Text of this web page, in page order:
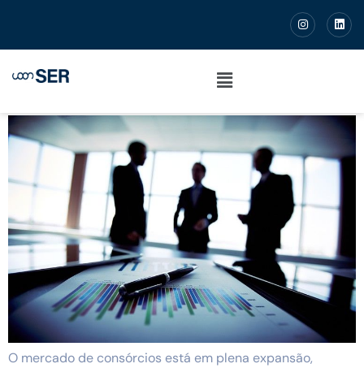
O Crédito Estruturado e o
crescimento do Mercado de
Consórcios
O mercado de consórcios está em plena expansão,